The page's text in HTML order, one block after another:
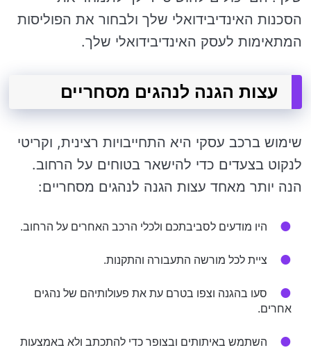
הסכנות האינדיבידואלי שלך ולבחור את הפוליסות
המתאימות לעסק האינדיבידואלי שלך.
עצות הגנה לנהגים מסחריים
שימוש ברכב עסקי היא התחייבויות רצינית, וקריטי
לנקוט בצעדים כדי להישאר בטוחים על הרחוב.
הנה יותר מאחד עצות הגנה לנהגים מסחריים:
היו מודעים לסביבתכם ולכלי הרכב האחרים על הרחוב.
ציית לכל מורשה התעבורה והתקנות.
סעו בהגנה וצפו בטרם עת את פעולותיהם של נהגים
אחרים.
השתמש באיתותים ובצופר כדי להתכתב ולא באמצעות